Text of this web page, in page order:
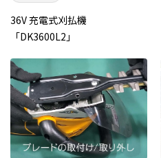
36V 充電式刈払機
「DK3600L2」